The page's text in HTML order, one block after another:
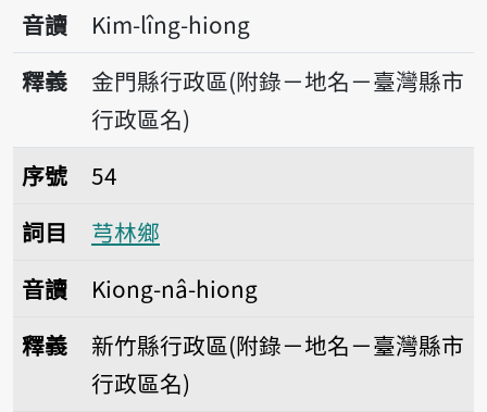
音讀
Kim-lîng-hiong
釋義
金門縣行政區(附錄－地名－臺灣縣市
行政區名)
序號54芎林鄉
序號
54
詞目
芎林鄉
音讀
Kiong-nâ-hiong
釋義
新竹縣行政區(附錄－地名－臺灣縣市
行政區名)